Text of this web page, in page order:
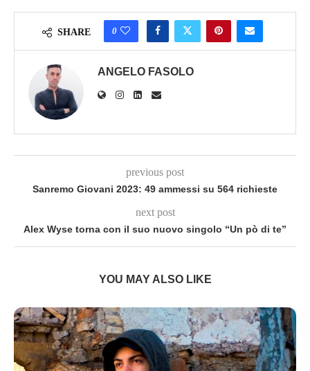
SHARE 0
ANGELO FASOLO
previous post
Sanremo Giovani 2023: 49 ammessi su 564 richieste
next post
Alex Wyse torna con il suo nuovo singolo “Un pò di te”
YOU MAY ALSO LIKE